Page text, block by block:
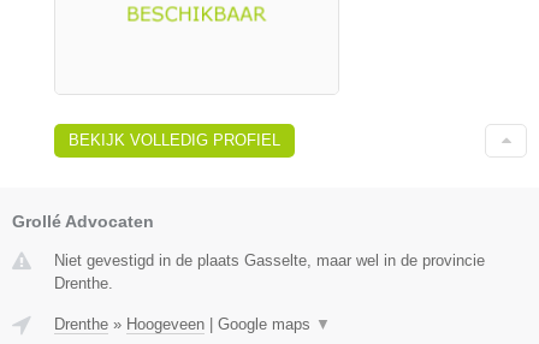
BEKIJK VOLLEDIG PROFIEL
Grollé Advocaten
Niet gevestigd in de plaats Gasselte, maar wel in de provincie
Drenthe.
Drenthe » Hoogeveen Google maps ▼